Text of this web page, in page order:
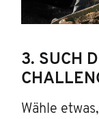
3. SUCH
Wähle